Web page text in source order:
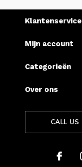
Klantenservice
Mijn account
Categorieën
Over ons
CALL US